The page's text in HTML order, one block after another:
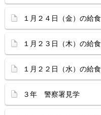
１月２４日（金）の給食
１月２３日（木）の給食
１月２２日（水）の給食
３年 警察署見学